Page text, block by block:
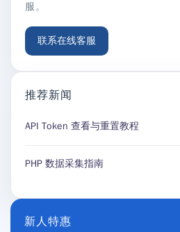
服。
联系在线客服
推荐新闻
API Token 查看与重置教程
PHP 数据采集指南
新人特惠